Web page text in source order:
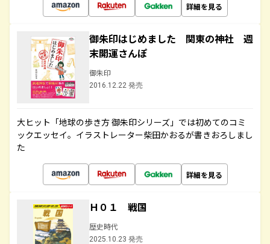
詳細を見る
御朱印はじめました 関東の神社 週
末開運さんぽ
御朱印
2016.12.22 発売
大ヒット「地球の歩き方 御朱印シリーズ」では初めてのコミ
ックエッセイ。イラストレーター柴田かおるが書きおろしまし
た
詳細を見る
Ｈ０１ 戦国
歴史時代
2025.10.23 発売